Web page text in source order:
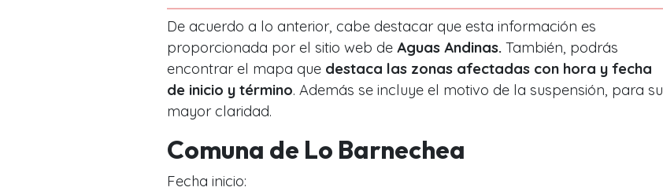
De acuerdo a lo anterior, cabe destacar que esta información es
proporcionada por el sitio web de Aguas Andinas. También, podrás
encontrar el mapa que destaca las zonas afectadas con hora y fecha
de inicio y término. Además se incluye el motivo de la suspensión, para su
mayor claridad.
Comuna de Lo Barnechea
Fecha inicio: